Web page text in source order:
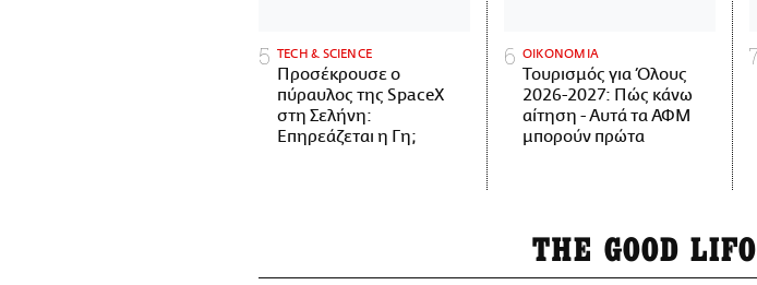
ΤECH & SCIENCE
Προσέκρουσε ο
πύραυλος της SpaceX
στη Σελήνη:
Επηρεάζεται η Γη;
ΟΙΚΟΝΟΜΙΑ
Τουρισμός για Όλους
2026-2027: Πώς κάνω
αίτηση - Αυτά τα ΑΦΜ
μπορούν πρώτα
THE GOOD LIFO